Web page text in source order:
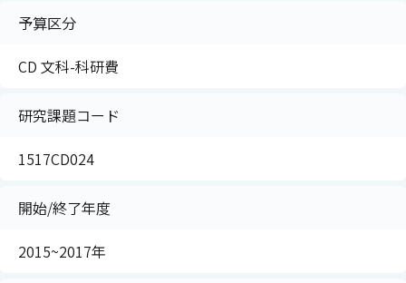
予算区分
CD 文科-科研費
研究課題コード
1517CD024
開始/終了年度
2015~2017年